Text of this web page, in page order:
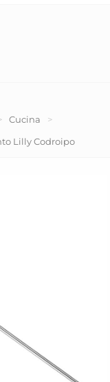
Cucina
>
Lilly Codroipo